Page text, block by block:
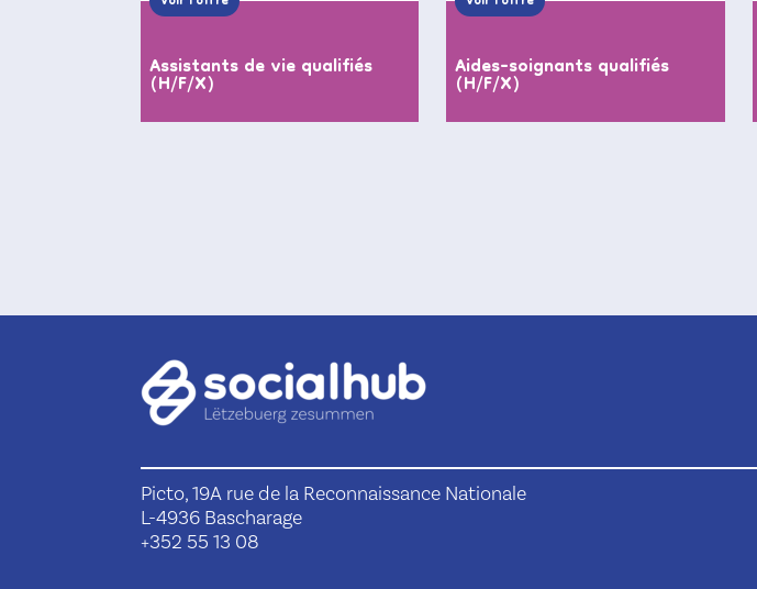
Assistants de vie qualifiés
(H/F/X) Aides-soignants qualifiés
(H/F/X)
Picto, 19A rue de la Reconnaissance Nationale
L-4936 Bascharage
+352 55 13 08